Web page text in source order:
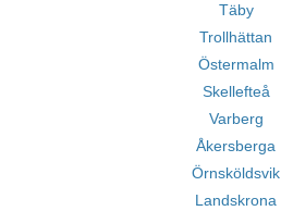
Täby
Trollhättan
Östermalm
Skellefteå
Varberg
Åkersberga
Örnsköldsvik
Landskrona